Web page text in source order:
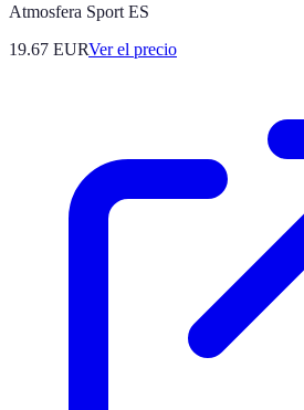
Atmosfera Sport ES
19.67 EURVer el precio